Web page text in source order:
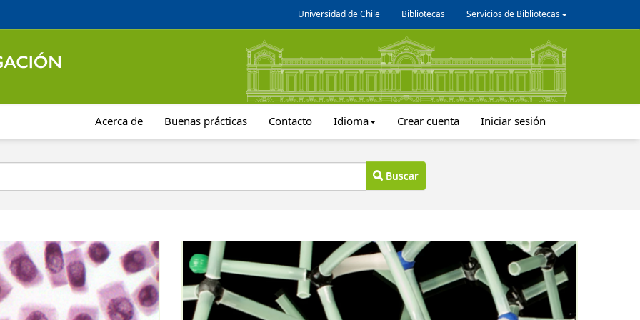
Universidad de Chile Bibliotecas Servicios de Bibliotecas
Acerca de Buenas prácticas Contacto Idioma Crear cuenta Iniciar sesión
Buscar